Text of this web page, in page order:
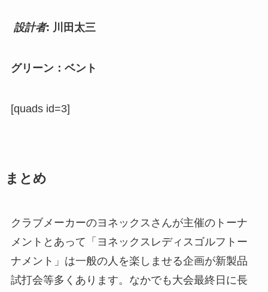
設計者: 川田太三
グリーン：ベント
[quads id=3]
まとめ
クラブメーカーのヨネックスさんが主催のトーナ
メントとあって「ヨネックスレディスゴルフトー
ナメント」は一般の人を楽しませる企画が新製品
試打会等多くあります。なかでも大会最終日に長